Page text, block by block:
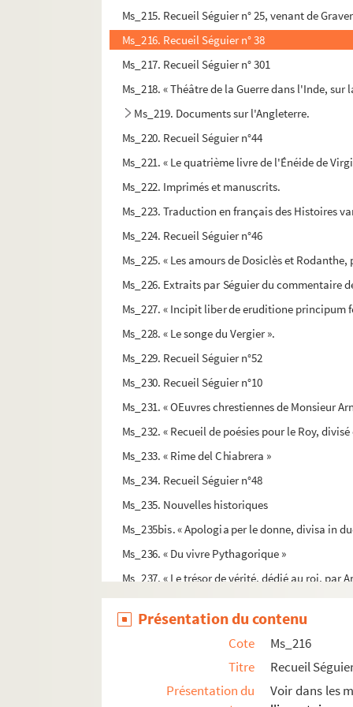
Ms_215. Recueil Séguier n° 25, venant de
Ms_216. Recueil Séguier n° 38
Ms_217. Recueil Séguier n° 301
Ms_218. « Théâtre de la Guerre dans l'Inde, sur
Ms_219. Documents sur l'Angleterre.
Ms_220. Recueil Séguier n°44
Ms_221. « Le quatrième livre de l'Énéide de
Ms_222. Imprimés et manuscrits.
Ms_223. Traduction en français des Histoires
Ms_224. Recueil Séguier n°46
Ms_225. « Les amours de Dosiclès et
Ms_226. Extraits par Séguier du commentaire
Ms_227. « Incipit liber de eruditione principum
Ms_228. « Le songe du Vergier ».
Ms_229. Recueil Séguier n°52
Ms_230. Recueil Séguier n°10
Ms_231. « OEuvres chrestiennes de Monsieur
Ms_232. « Recueil de poésies pour le Roy,
Ms_233. « Rime del Chiabrera »
Ms_234. Recueil Séguier n°48
Ms_235. Nouvelles historiques
Ms_235bis. « Apologia per le donne, divisa in
Ms_236. « Du vivre Pythagorique »
Ms_237. « Le trésor de vérité, dédié au roi, par
Ms_238. Lettres de Paris, donnant des
Ms_239. « Syllabus, seu lexicum latino-
Ms_240. « Livre où sont contenues les
Ms_241. « Des académies, première partie,
Ms_242. « Le parfait musulman, manuscrit in-
Présentation du contenu
Cote
Ms_216
Titre
Recueil
Présentation du
Voir dans les